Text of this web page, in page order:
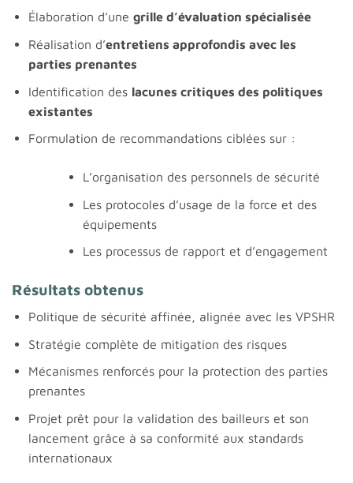
Élaboration d’une grille d’évaluation spécialisée
Réalisation d’entretiens approfondis avec les
parties prenantes
Identification des lacunes critiques des politiques
existantes
Formulation de recommandations ciblées sur :
L’organisation des personnels de sécurité
Les protocoles d’usage de la force et des
équipements
Les processus de rapport et d’engagement
Résultats obtenus
Politique de sécurité affinée, alignée avec les VPSHR
Stratégie complète de mitigation des risques
Mécanismes renforcés pour la protection des parties
prenantes
Projet prêt pour la validation des bailleurs et son
lancement grâce à sa conformité aux standards
internationaux